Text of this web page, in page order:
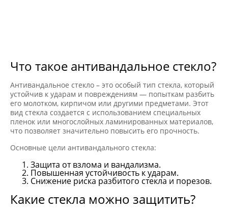
Что такое антивандальное стекло?
Антивандальное стекло – это особый тип стекла, который
устойчив к ударам и повреждениям — попыткам разбить
его молотком, кирпичом или другими предметами. Этот
вид стекла создается с использованием специальных
пленок или многослойных ламинированных материалов,
что позволяет значительно повысить его прочность.
Основные цели антивандального стекла:
Защита от взлома и вандализма.
Повышенная устойчивость к ударам.
Снижение риска разбитого стекла и порезов.
Какие стекла можно защитить?